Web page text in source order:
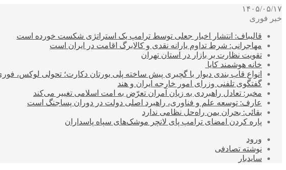
۱۴۰۵/۰۵/۱۷
خبر فوری
قالیباف: انتشار اخبار جعلی توسط ترامپ یک استراتژی شکست خورده است
مهاجرانی: شرط تداوم یارانه نقدی و کالابرگ اقامت در ایران است
تقویت نظارت بر بازار در استان تهران
خانه هوشمند کایا
انواع قاب بندی دیوار با گچبری پیش ساخته پلی یورتان دکارت؛ تحولی لوکس،
گفتگوی تلفنی وزرای امور خارجه ایران و هند
مخبر: تعادل راهبردی به زیان آمران تعرّض به امت اسلامی تغییر می‌کند
عارف: توسعه علم و فناوری، راهبرد اصلی دولت در دوران پساجنگ است
بقائی: بحران یمن راه‌حل نظامی ندارد
پاره کردن امضای ترامپ پای لانچر موشک‌های سپاه پاسداران
ورود
نوشته تصادفی
سایدبار